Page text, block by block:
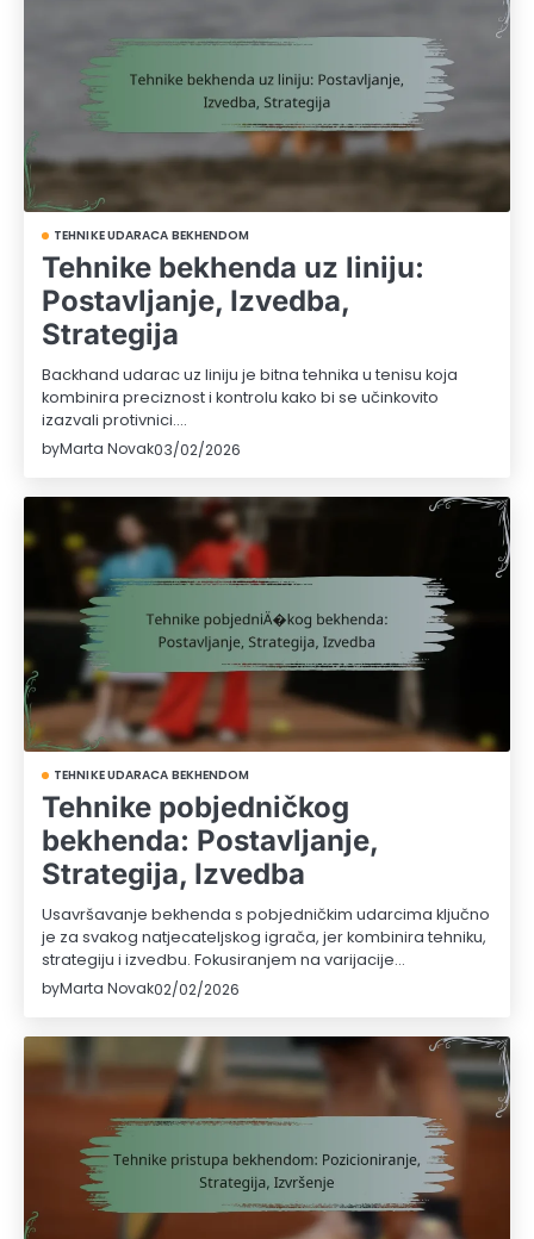
TEHNIKE UDARACA BEKHENDOM
Tehnike bekhenda uz liniju:
Postavljanje, Izvedba,
Strategija
Backhand udarac uz liniju je bitna tehnika u tenisu koja
kombinira preciznost i kontrolu kako bi se učinkovito
izazvali protivnici.…
byMarta Novak03/02/2026
TEHNIKE UDARACA BEKHENDOM
Tehnike pobjedničkog
bekhenda: Postavljanje,
Strategija, Izvedba
Usavršavanje bekhenda s pobjedničkim udarcima ključno
je za svakog natjecateljskog igrača, jer kombinira tehniku,
strategiju i izvedbu. Fokusiranjem na varijacije…
byMarta Novak02/02/2026